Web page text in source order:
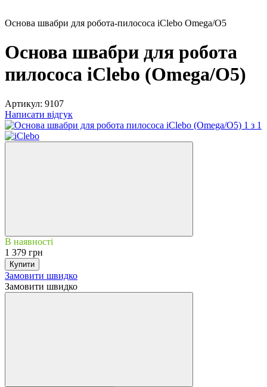
Основа швабри для робота-пилососа iClebo Omega/О5
Основа швабри для робота
пилососа iClebo (Omega/О5)
Артикул: 9107
Написати відгук
В наявності
1 379 грн
Купити
Замовити швидко
Замовити швидко